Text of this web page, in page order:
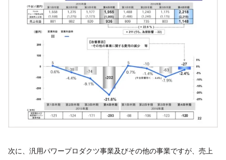
次に、汎用パワープロダクツ事業及びその他の事業ですが、売上